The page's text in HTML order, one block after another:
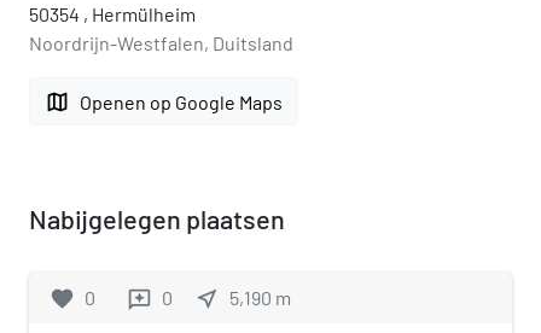
50354 , Hermülheim
Noordrijn-Westfalen, Duitsland
map Openen op Google Maps
Nabijgelegen plaatsen
favorite 0 reviews 0 near_me 5,190 m